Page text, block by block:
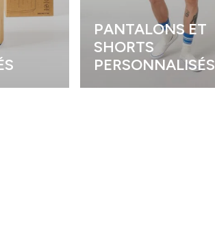
PANTALONS ET
SHORTS
PERSONNALISÉS